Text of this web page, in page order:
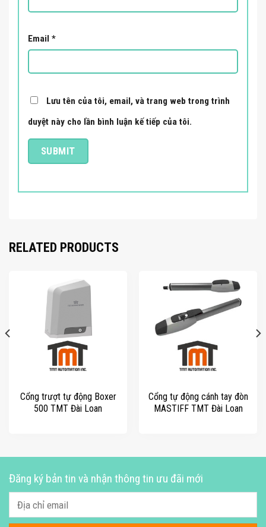
Email *
Lưu tên của tôi, email, và trang web trong trình
duyệt này cho lần bình luận kế tiếp của tôi.
RELATED PRODUCTS
Cổng trượt tự động Boxer
500 TMT Đài Loan
Cổng tự động cánh tay đòn
MASTIFF TMT Đài Loan
Đăng ký bản tin và nhận thông tin ưu đãi mới